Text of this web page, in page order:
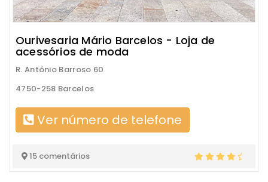
Ourivesaria Mário Barcelos - Loja de
acessórios de moda
R. António Barroso 60
4750-258 Barcelos
Ver número de telefone
15 comentários